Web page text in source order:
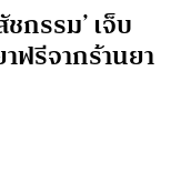
กรรม’ เจ็บ
ฟรีจากร้านยา